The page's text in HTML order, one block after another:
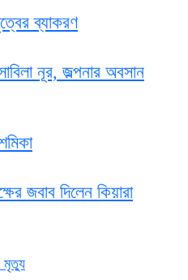
মৃত্যু
ব্যাকরণ
নূর, জল্পনার অবসান
জবাব দিলেন কিয়ারা